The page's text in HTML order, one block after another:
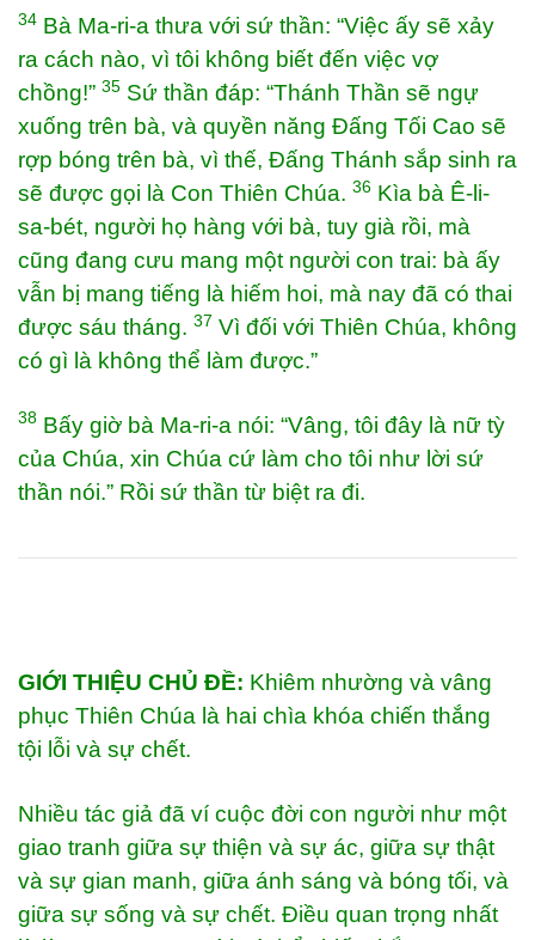
34 Bà Ma-ri-a thưa với sứ thần: “Việc ấy sẽ xảy
ra cách nào, vì tôi không biết đến việc vợ
chồng!” 35 Sứ thần đáp: “Thánh Thần sẽ ngự
xuống trên bà, và quyền năng Đấng Tối Cao sẽ
rợp bóng trên bà, vì thế, Đấng Thánh sắp sinh ra
sẽ được gọi là Con Thiên Chúa. 36 Kìa bà Ê-li-
sa-bét, người họ hàng với bà, tuy già rồi, mà
cũng đang cưu mang một người con trai: bà ấy
vẫn bị mang tiếng là hiếm hoi, mà nay đã có thai
được sáu tháng. 37 Vì đối với Thiên Chúa, không
có gì là không thể làm được.”
38 Bấy giờ bà Ma-ri-a nói: “Vâng, tôi đây là nữ tỳ
của Chúa, xin Chúa cứ làm cho tôi như lời sứ
thần nói.” Rồi sứ thần từ biệt ra đi.
GIỚI THIỆU CHỦ ĐỀ: Khiêm nhường và vâng
phục Thiên Chúa là hai chìa khóa chiến thắng
tội lỗi và sự chết.
Nhiều tác giả đã ví cuộc đời con người như một
giao tranh giữa sự thiện và sự ác, giữa sự thật
và sự gian manh, giữa ánh sáng và bóng tối, và
giữa sự sống và sự chết. Điều quan trọng nhất